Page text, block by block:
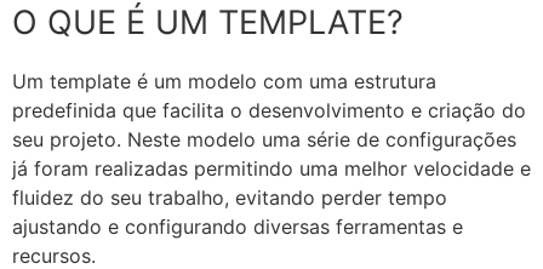
O QUE É UM TEMPLATE?
Um template é um modelo com uma estrutura
predefinida que facilita o desenvolvimento e criação do
seu projeto. Neste modelo uma série de configurações
já foram realizadas permitindo uma melhor velocidade e
fluidez do seu trabalho, evitando perder tempo
ajustando e configurando diversas ferramentas e
recursos.